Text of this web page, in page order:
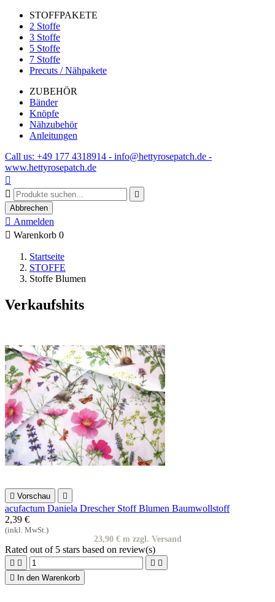
STOFFPAKETE
2 Stoffe
3 Stoffe
5 Stoffe
7 Stoffe
Precuts / Nähpakete
ZUBEHÖR
Bänder
Knöpfe
Nähzubehör
Anleitungen
Call us: +49 177 4318914 - info@hettyrosepatch.de -
www.hettyrosepatch.de



Abbrechen
 Anmelden
 Warenkorb 0
Startseite
STOFFE
Stoffe Blumen
Verkaufshits
 Vorschau 
acufactum Daniela Drescher Stoff Blumen Baumwollstoff
2,39 €
(inkl. MwSt.)
23,90 € m zzgl. Versand
Rated out of 5 stars based on review(s)
   

In den Warenkorb